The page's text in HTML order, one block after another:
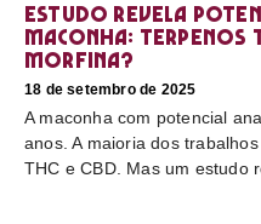
Estudo revela
maconha: terpenos
morfina?
18 de setembro de 2025
A maconha com potencial
anos. A maioria dos
THC e CBD. Mas um estudo